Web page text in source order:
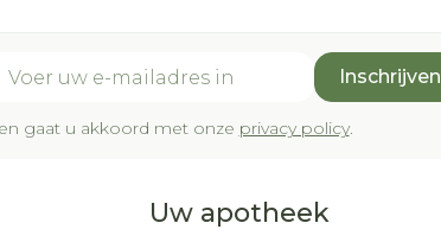
Inschrijven
gaat u akkoord met onze privacy policy.
Uw apotheek